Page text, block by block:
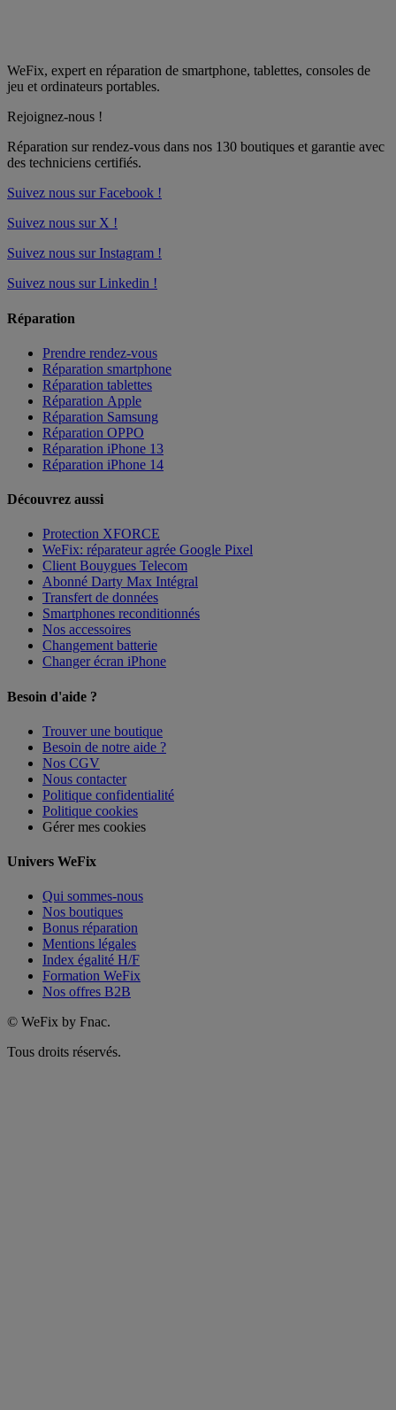
WeFix, expert en réparation de smartphone, tablettes, consoles de
jeu et ordinateurs portables.
Rejoignez-nous !
Réparation sur rendez-vous dans nos 130 boutiques et garantie avec
des techniciens certifiés.
Suivez nous sur Facebook !
Suivez nous sur X !
Suivez nous sur Instagram !
Suivez nous sur Linkedin !
Réparation
Prendre rendez-vous
Réparation smartphone
Réparation tablettes
Réparation Apple
Réparation Samsung
Réparation OPPO
Réparation iPhone 13
Réparation iPhone 14
Découvrez aussi
Protection XFORCE
WeFix: réparateur agrée Google Pixel
Client Bouygues Telecom
Abonné Darty Max Intégral
Transfert de données
Smartphones reconditionnés
Nos accessoires
Changement batterie
Changer écran iPhone
Besoin d'aide ?
Trouver une boutique
Besoin de notre aide ?
Nos CGV
Nous contacter
Politique confidentialité
Politique cookies
Gérer mes cookies
Univers WeFix
Qui sommes-nous
Nos boutiques
Bonus réparation
Mentions légales
Index égalité H/F
Formation WeFix
Nos offres B2B
© WeFix by Fnac.
Tous droits réservés.